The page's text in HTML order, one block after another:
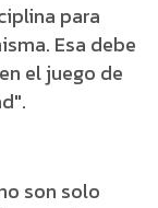
para
Esa debe
el juego de
son solo